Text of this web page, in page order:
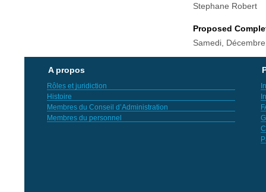
Stephane Robert
Proposed
Samedi,
A propos
Rôles et juridiction
Histoire
Membres du Conseil d’Administration
Membres du personnel